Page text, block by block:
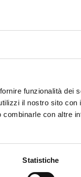
funzionalità dei
il nostro sito
con altre
Statistiche
Barcellona
€ 743